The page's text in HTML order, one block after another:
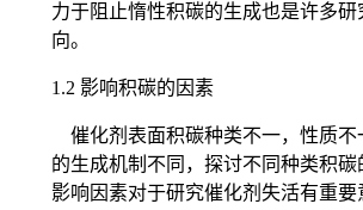
力于阻止惰性积碳的生成也是许多研
向。
1.2 影响积碳的因素
催化剂表面积碳种类不一，性质不
的生成机制不同，探讨不同种类积碳
影响因素对于研究催化剂失活有重要